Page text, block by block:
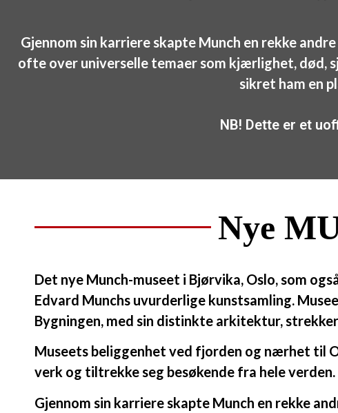
Gjennom sin karriere skapte Munch en rekke
ofte over universelle temaer som kjærlighet, død,
sikret ham en
NB! Dette er et
Nye
Det nye Munch-museet i Bjørvika, Oslo, som
Edvard Munchs uvurderlige kunstsamling.
Bygningen, med sin distinkte arkitektur,
Museets beliggenhet ved fjorden og nærhet til
verk og tiltrekke seg besøkende fra hele verden.
Gjennom sin karriere skapte Munch en rekke